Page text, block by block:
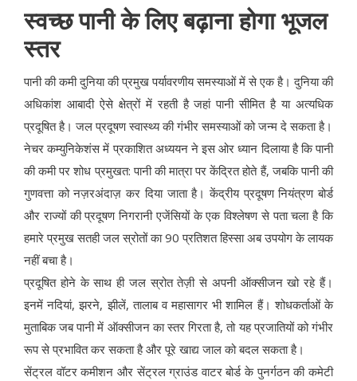
स्वच्छ पानी के लिए बढ़ाना होगा भूजल
स्तर
पानी की कमी दुनिया की प्रमुख पर्यावरणीय समस्याओं में से एक है। दुनिया की
अधिकांश आबादी ऐसे क्षेत्रों में रहती है जहां पानी सीमित है या अत्यधिक
प्रदूषित है। जल प्रदूषण स्वास्थ्य की गंभीर समस्याओं को जन्म दे सकता है।
नेचर कम्युनिकेशंस में प्रकाशित अध्ययन ने इस ओर ध्यान दिलाया है कि पानी
की कमी पर शोध प्रमुखत: पानी की मात्रा पर केंद्रित होते हैं, जबकि पानी की
गुणवत्ता को नज़रअंदाज़ कर दिया जाता है। केंद्रीय प्रदूषण नियंत्रण बोर्ड
और राज्यों की प्रदूषण निगरानी एजेंसियों के एक विश्लेषण से पता चला है कि
हमारे प्रमुख सतही जल स्रोतों का 90 प्रतिशत हिस्सा अब उपयोग के लायक
नहीं बचा है।
प्रदूषित होने के साथ ही जल स्रोत तेज़ी से अपनी ऑक्सीजन खो रहे हैं।
इनमें नदियां, झरने, झीलें, तालाब व महासागर भी शामिल हैं। शोधकर्ताओं के
मुताबिक जब पानी में ऑक्सीजन का स्तर गिरता है, तो यह प्रजातियों को गंभीर
रूप से प्रभावित कर सकता है और पूरे खाद्य जाल को बदल सकता है।
सेंट्रल वॉटर कमीशन और सेंट्रल ग्राउंड वाटर बोर्ड के पुनर्गठन की कमेटी